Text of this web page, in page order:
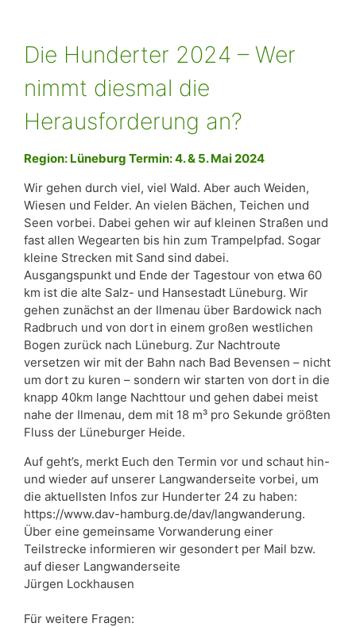
Die Hunderter 2024 – Wer
nimmt diesmal die
Herausforderung an?
Region: Lüneburg Termin: 4. & 5. Mai 2024
Wir gehen durch viel, viel Wald. Aber auch Weiden,
Wiesen und Felder. An vielen Bächen, Teichen und
Seen vorbei. Dabei gehen wir auf kleinen Straßen und
fast allen Wegearten bis hin zum Trampelpfad. Sogar
kleine Strecken mit Sand sind dabei.
Ausgangspunkt und Ende der Tagestour von etwa 60
km ist die alte Salz- und Hansestadt Lüneburg. Wir
gehen zunächst an der Ilmenau über Bardowick nach
Radbruch und von dort in einem großen westlichen
Bogen zurück nach Lüneburg. Zur Nachtroute
versetzen wir mit der Bahn nach Bad Bevensen – nicht
um dort zu kuren – sondern wir starten von dort in die
knapp 40km lange Nachttour und gehen dabei meist
nahe der Ilmenau, dem mit 18 m³ pro Sekunde größten
Fluss der Lüneburger Heide.
Auf geht’s, merkt Euch den Termin vor und schaut hin-
und wieder auf unserer Langwanderseite vorbei, um
die aktuellsten Infos zur Hunderter 24 zu haben:
https://www.dav-hamburg.de/dav/langwanderung.
Über eine gemeinsame Vorwanderung einer
Teilstrecke informieren wir gesondert per Mail bzw.
auf dieser Langwanderseite
Jürgen Lockhausen
Für weitere Fragen: